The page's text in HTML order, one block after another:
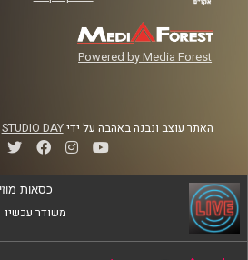
Powered by Media Forest
האתר עוצב ונבנה באהבה על ידיSTUDIO DAY
כסאות
משודר עכשיו